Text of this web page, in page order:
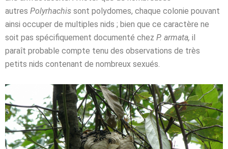
autres Polyrhachis sont polydomes, chaque colonie pouvant
ainsi occuper de multiples nids ; bien que ce caractère ne
soit pas spécifiquement documenté chez P. armata, il
paraît probable compte tenu des observations de très
petits nids contenant de nombreux sexués.